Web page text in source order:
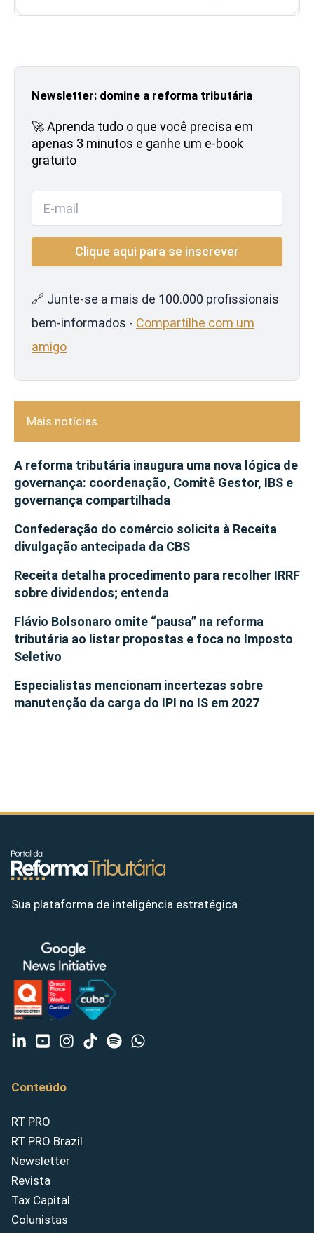
Newsletter: domine a reforma tributária
🚀 Aprenda tudo o que você precisa em
apenas 3 minutos e ganhe um e-book
gratuito
🔗 Junte-se a mais de 100.000 profissionais
bem-informados - Compartilhe com um
amigo
Mais notícias
A reforma tributária inaugura uma nova lógica de
governança: coordenação, Comitê Gestor, IBS e
governança compartilhada
Confederação do comércio solicita à Receita
divulgação antecipada da CBS
Receita detalha procedimento para recolher IRRF
sobre dividendos; entenda
Flávio Bolsonaro omite “pausa” na reforma
tributária ao listar propostas e foca no Imposto
Seletivo
Especialistas mencionam incertezas sobre
manutenção da carga do IPI no IS em 2027
Sua plataforma de inteligência estratégica
Conteúdo
RT PRO
RT PRO Brazil
Newsletter
Revista
Tax Capital
Colunistas